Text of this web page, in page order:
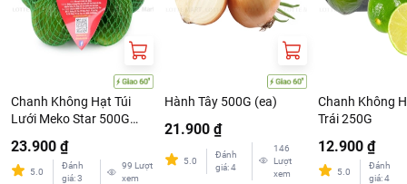
Chanh Không Hạt Túi
Lưới Meko Star 500G
23.900 ₫
5.0
Đánh
giá:3
99 Lượt
xem
Hành Tây 500G (ea)
21.900 ₫
5.0
Đánh
giá:4
146
Lượt
xem
Chanh Không
Trái 250G
12.900 ₫
5.0
Đánh
giá:4